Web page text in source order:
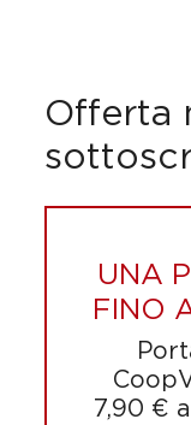
Offerta
UNA
FINO
7,90 €